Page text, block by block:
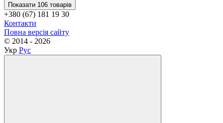
Показати 106 товарів
+380 (67) 181 19 30
Контакти
Повна версія сайту
© 2014 - 2026
Укр Рус